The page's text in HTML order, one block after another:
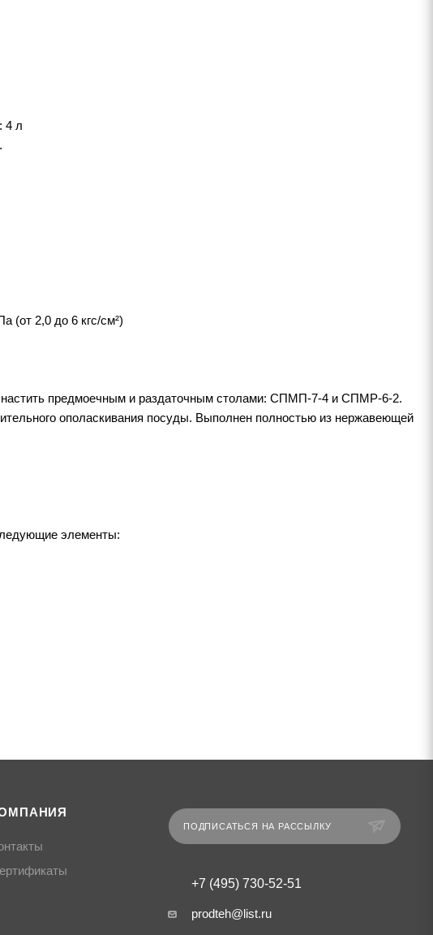
4 л
(от 2,0 до 6 кгс/см²)
предмоечным и раздаточным столами: СПМП-7-4 и СПМР-6-2.
ополаскивания посуды. Выполнен полностью из нержавеющей
элементы:
ПОДПИСАТЬСЯ НА РАССЫЛКУ
+7 (495) 730-52-51
prodteh@list.ru